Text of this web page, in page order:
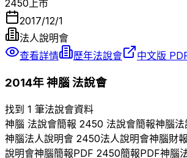
2450 上市
2017/12/1
法人說明會
查看詳情
歷年法說會 中文版
2014年神腦法說會
找到 1 筆法說會資料
神腦 法說會簡報 2450 法說會簡報神腦法
神腦法人說明會 2450法人說明會神腦財
說明會神腦簡報PDF 2450簡報PDF神腦